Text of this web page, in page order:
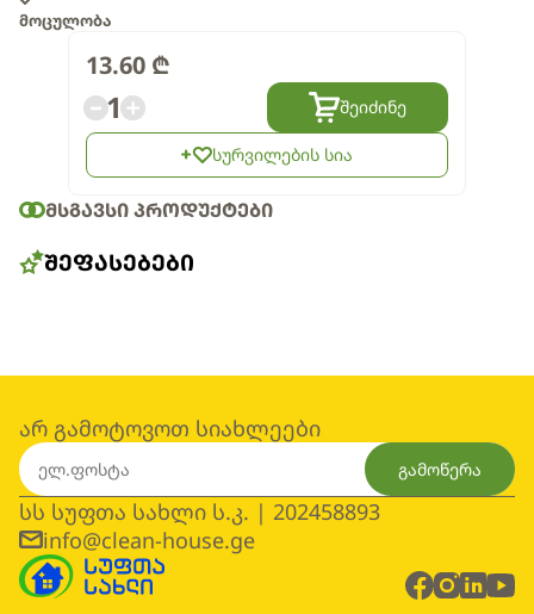
მოცულობა
13.60 ₾
1 შეიძინე
სურვილების სია
ᲛᲡᲒᲐᲕᲡᲘ ᲞᲠᲝᲓᲣᲥᲢᲔᲑᲘ
ᲨᲔᲤᲐᲡᲔᲑᲔᲑᲘ
არ გამოტოვოთ სიახლეები
გამოწერა
სს სუფთა სახლი ს.კ. | 202458893
info@clean-house.ge